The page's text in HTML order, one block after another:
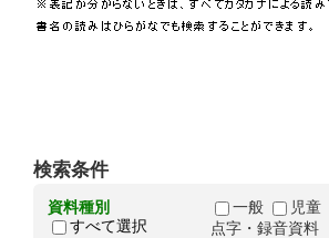
検索条件
資料種別
すべて選択
一般 児童
点字・録音資料